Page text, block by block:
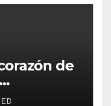
de
de la